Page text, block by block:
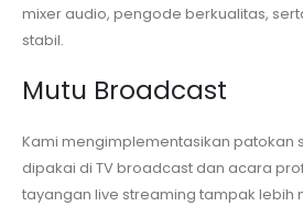
mixer audio, pengode berkualitas,
stabil.
Mutu Broadcast
Kami mengimplementasikan patokan
dipakai di TV broadcast dan acara
tayangan live streaming tampak lebih